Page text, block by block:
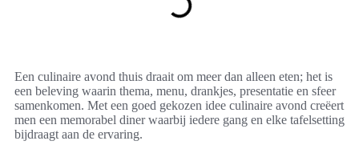
Een culinaire avond thuis draait om meer dan alleen eten; het is
een beleving waarin thema, menu, drankjes, presentatie en sfeer
samenkomen. Met een goed gekozen idee culinaire avond creëert
men een memorabel diner waarbij iedere gang en elke tafelsetting
bijdraagt aan de ervaring.